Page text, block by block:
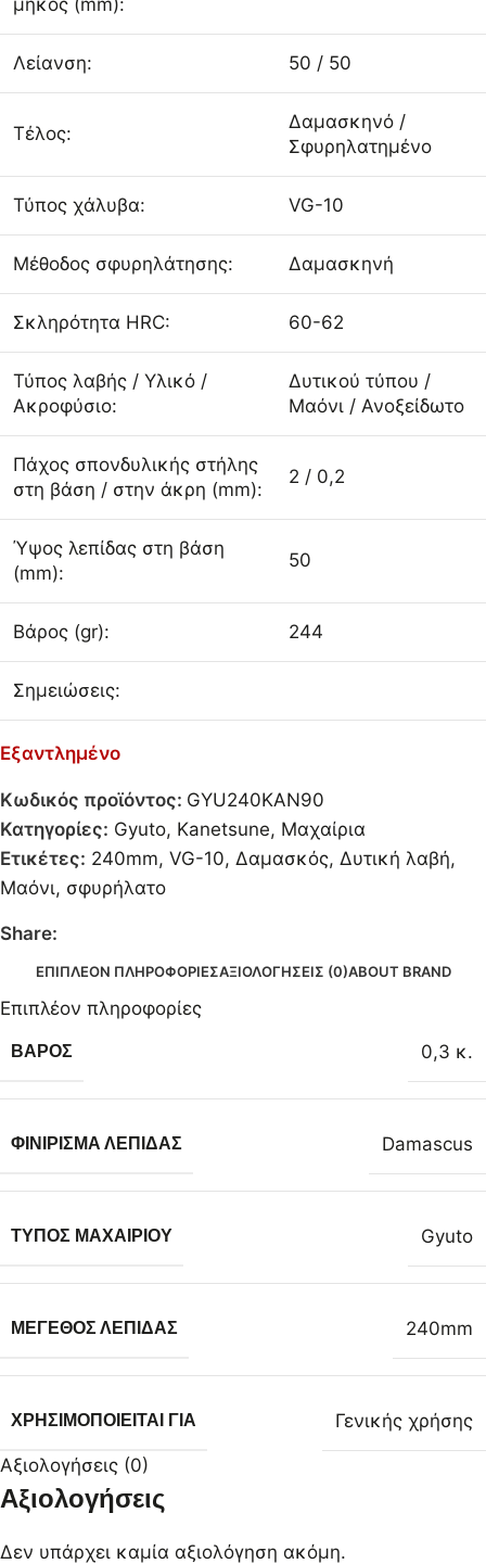
μήκος (mm):
Λείανση: 50 / 50
Τέλος:
Δαμασκηνό /
Σφυρηλατημένο
Τύπος χάλυβα: VG-10
Μέθοδος σφυρηλάτησης: Δαμασκηνή
Σκληρότητα HRC: 60-62
Τύπος λαβής / Υλικό /
Ακροφύσιο:
Δυτικού τύπου /
Μαόνι / Ανοξείδωτο
Πάχος σπονδυλικής στήλης
στη βάση / στην άκρη (mm):
2 / 0,2
Ύψος λεπίδας στη βάση
(mm):
50
Βάρος (gr): 244
Σημειώσεις:
Εξαντλημένο
Κωδικός προϊόντος: GYU240KAN90
Κατηγορίες: Gyuto, Kanetsune, Μαχαίρια
Ετικέτες: 240mm, VG-10, Δαμασκός, Δυτική λαβή,
Μαόνι, σφυρήλατο
Share:
ΕΠΙΠΛΈΟΝ ΠΛΗΡΟΦΟΡΊΕΣΑΞΙΟΛΟΓΉΣΕΙΣ (0)ABOUT BRAND
Επιπλέον πληροφορίες
ΒΆΡΟΣ 0,3 κ.
ΦΙΝΊΡΙΣΜΑ ΛΕΠΊΔΑΣ Damascus
ΤΎΠΟΣ ΜΑΧΑΙΡΙΟΎ Gyuto
ΜΈΓΕΘΟΣ ΛΕΠΊΔΑΣ 240mm
ΧΡΗΣΙΜΟΠΟΙΕΊΤΑΙ ΓΙΑ Γενικής χρήσης
Αξιολογήσεις (0)
Αξιολογήσεις
Δεν υπάρχει καμία αξιολόγηση ακόμη.